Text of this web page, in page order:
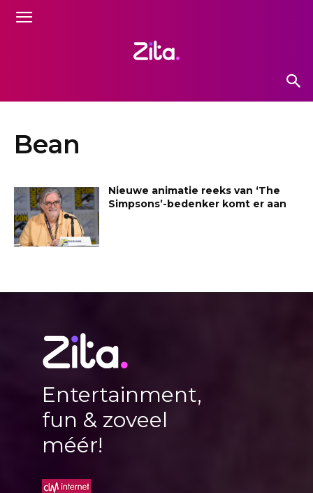
Bean
Nieuwe animatie reeks van ‘The
Simpsons’-bedenker komt er aan
Entertainment,
fun & zoveel
méér!